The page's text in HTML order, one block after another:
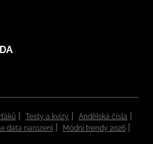
Testy a kvízy
Andělská čísla
data narození
Módní trendy 2026